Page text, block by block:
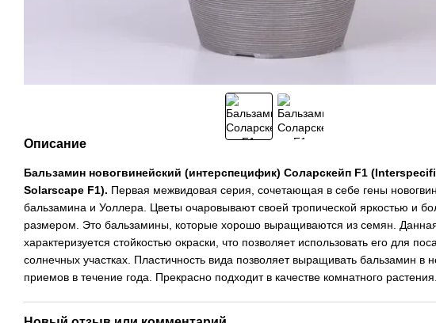
Описание
Бальзамин новогвинейский (интерспецифик) Соларскейп F1
Solarscape F1). Первая межвидовая серия, сочетающая в себе гены
бальзамина и Уоллера. Цветы очаровывают своей тропической яркостью и
размером. Это бальзамины, которые хорошо выращиваются из семян.
характеризуется стойкостью окраски, что позволяет использовать его для
солнечных участках. Пластичность вида позволяет выращивать бальзамин в
приемов в течение года. Прекрасно подходит в качестве комнатного растения.